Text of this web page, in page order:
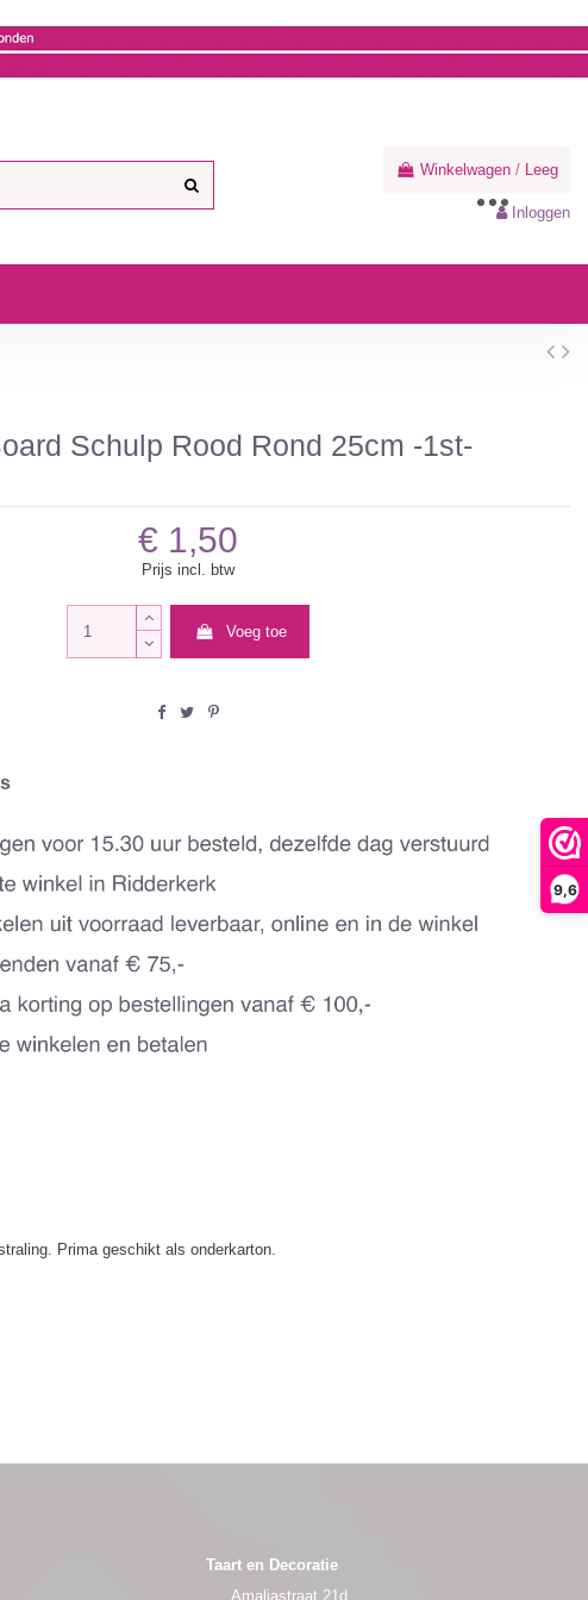
9,6
Winkelwagen / Leeg
Inloggen
Schulp Rood Rond 25cm -1st-
€ 1,50
Prijs incl. btw
Voeg toe
Prima geschikt als onderkarton.
Taart en Decoratie
Amaliastraat 21d